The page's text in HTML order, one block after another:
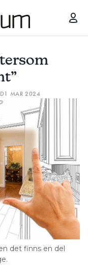
1 MAR 2024
det finns en del